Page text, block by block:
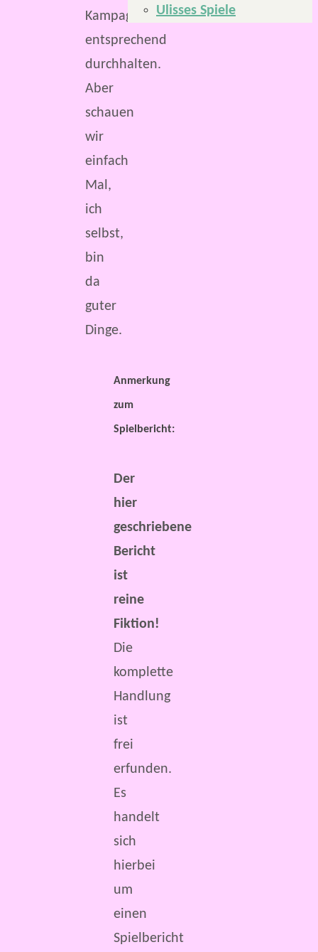
Kampagne
entsprechend
durchhalten.
Aber
schauen
wir
einfach
Mal,
ich
selbst,
bin
da
guter
Dinge.
Anmerkung
zum
Spielbericht:
Der
hier
geschriebene
Bericht
ist
reine
Fiktion!
Die
komplette
Handlung
ist
frei
erfunden.
Es
handelt
sich
hierbei
um
einen
Spielbericht
Ulisses Spiele